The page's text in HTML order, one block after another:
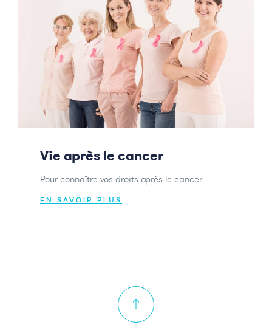
Vie après le cancer
Pour connaître vos droits après le cancer.
EN SAVOIR PLUS